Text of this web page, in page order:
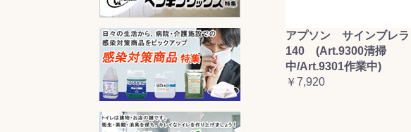
アプソン サインブレラ
140 (Art.9300清掃
中/Art.9301作業中)
￥7,920